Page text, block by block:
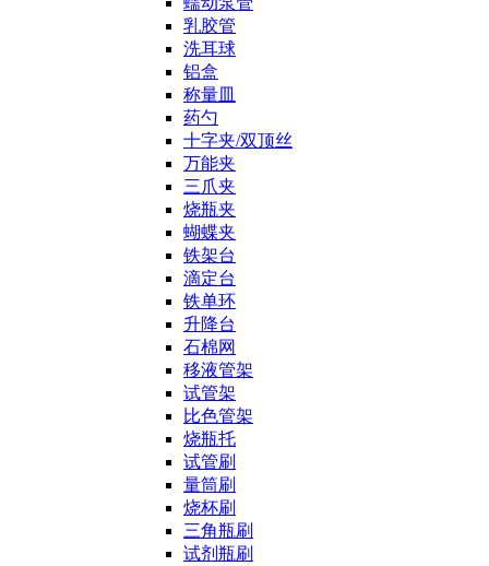
乳胶管
洗耳球
铝盒
称量皿
药勺
十字夹/双顶丝
万能夹
三爪夹
烧瓶夹
蝴蝶夹
铁架台
滴定台
铁单环
升降台
石棉网
移液管架
试管架
比色管架
烧瓶托
试管刷
量筒刷
烧杯刷
三角瓶刷
试剂瓶刷